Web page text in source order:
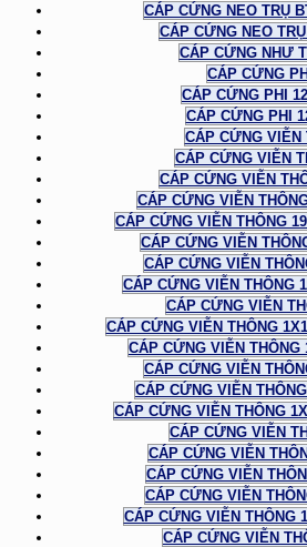
CÁP CỨNG NEO TRỤ
CÁP CỨNG NEO
CÁP CỨNG NHƯ
CÁP CỨNG
CÁP CỨNG PHI
CÁP CỨNG PHI
CÁP CỨNG VIỄN
CÁP CỨNG VIỄN
CÁP CỨNG VIỄN
CÁP CỨNG VIỄN
CÁP CỨNG VIỄN THÔNG
CÁP CỨNG VIỄN
CÁP CỨNG VIỄN
CÁP CỨNG VIỄN THÔNG
CÁP CỨNG VIỄN
CÁP CỨNG VIỄN THÔNG
CÁP CỨNG VIỄN THÔNG
CÁP CỨNG VIỄN
CÁP CỨNG VIỄN
CÁP CỨNG VIỄN THÔNG
CÁP CỨNG VIỄN
CÁP CỨNG VIỄN
CÁP CỨNG VIỄN
CÁP CỨNG VIỄN
CÁP CỨNG VIỄN THÔNG
CÁP CỨNG VIỄN